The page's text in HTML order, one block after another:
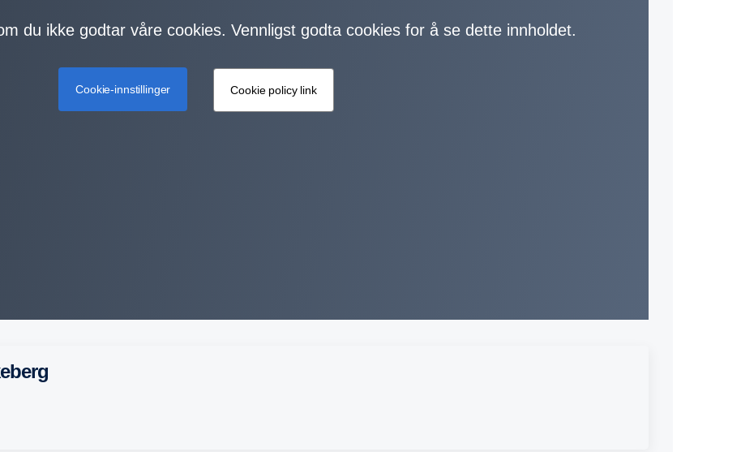
du ikke godtar våre cookies. Vennligst godta cookies for å se dette innholdet.
Cookie-innstillinger Cookie policy link